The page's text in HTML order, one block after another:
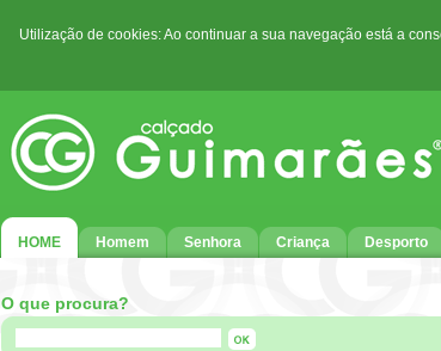
Utilização de cookies: Ao continuar a sua navegação está a
HOME Homem Senhora Criança Desporto
O que procura?